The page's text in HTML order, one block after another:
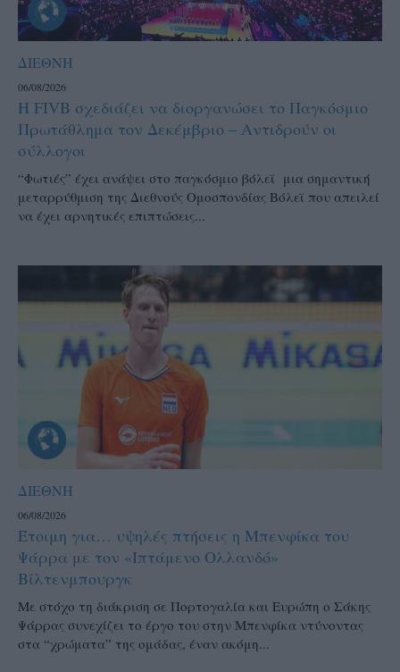
ΔΙΕΘΝΗ
06/08/2026
Η FIVB σχεδιάζει να διοργανώσει το Παγκόσμιο
Πρωτάθλημα τον Δεκέμβριο – Αντιδρούν οι
σύλλογοι
“Φωτιές” έχει ανάψει στο παγκόσμιο βόλεϊ μια σημαντική
μεταρρύθμιση της Διεθνούς Ομοσπονδίας Βόλεϊ που απειλεί
να έχει αρνητικές επιπτώσεις...
ΔΙΕΘΝΗ
06/08/2026
Έτοιμη για… υψηλές πτήσεις η Μπενφίκα του
Ψάρρα με τον «Ιπτάμενο Ολλανδό»
Βίλτενμπουργκ
Mε στόχο τη διάκριση σε Πορτογαλία και Ευρώπη ο Σάκης
Ψάρρας συνεχίζει το έργο του στην Μπενφίκα ντύνοντας
στα “χρώματα” της ομάδας, έναν ακόμη...